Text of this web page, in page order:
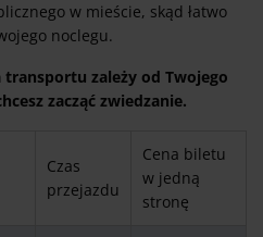
w mieście, skąd łatwo
noclegu.
zależy od Twojego
zacząć zwiedzanie.
Czas
przejazdu
Cena biletu
w jedną
stronę